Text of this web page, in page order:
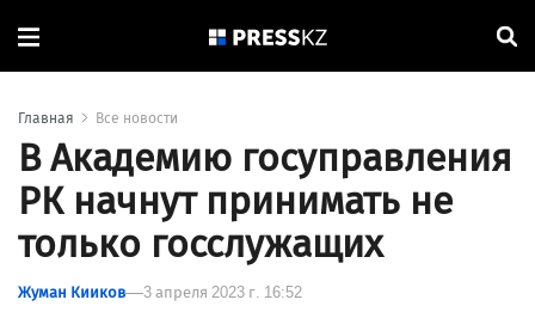
Главная Все новости
В Академию госуправления
РК начнут принимать не
только госслужащих
Жуман Кииков 3 апреля 2023 г. 16:52